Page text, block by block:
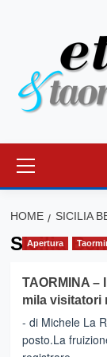
principale
HOME SICILIA
Sicilia
Apertura
TAORMINA –
mila visitatori
- di Michele La
posto.La